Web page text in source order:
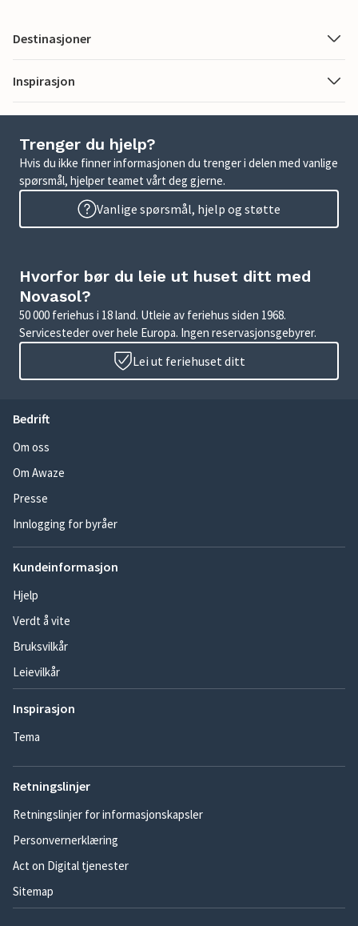
Destinasjoner
Inspirasjon
Trenger du hjelp?
Hvis du ikke finner informasjonen du trenger i delen med vanlige
spørsmål, hjelper teamet vårt deg gjerne.
Vanlige spørsmål, hjelp og støtte
Hvorfor bør du leie ut huset ditt med
Novasol?
50 000 feriehus i 18 land. Utleie av feriehus siden 1968.
Servicesteder over hele Europa. Ingen reservasjonsgebyrer.
Lei ut feriehuset ditt
Bedrift
Om oss
Om Awaze
Presse
Innlogging for byråer
Kundeinformasjon
Hjelp
Verdt å vite
Bruksvilkår
Leievilkår
Inspirasjon
Tema
Retningslinjer
Retningslinjer for informasjonskapsler
Personvernerklæring
Act on Digital tjenester
Sitemap